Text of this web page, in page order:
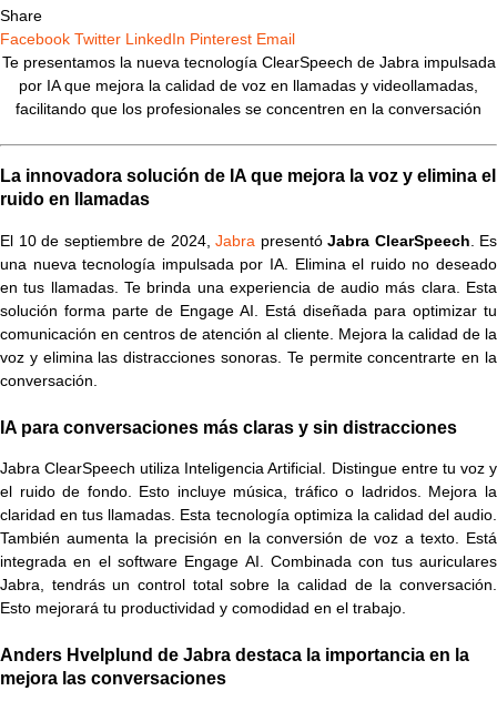
Share
Facebook Twitter LinkedIn Pinterest Email
Te presentamos la nueva tecnología ClearSpeech de Jabra impulsada
por IA que mejora la calidad de voz en llamadas y videollamadas,
facilitando que los profesionales se concentren en la conversación
La innovadora solución de IA que mejora la voz y elimina el
ruido en llamadas
El 10 de septiembre de 2024, Jabra presentó Jabra ClearSpeech . Es
una nueva tecnología impulsada por IA. Elimina el ruido no deseado
en tus llamadas. Te brinda una experiencia de audio más clara. Esta
solución forma parte de Engage AI. Está diseñada para optimizar tu
comunicación en centros de atención al cliente. Mejora la calidad de la
voz y elimina las distracciones sonoras. Te permite concentrarte en la
conversación.
IA para conversaciones más claras y sin distracciones
Jabra ClearSpeech utiliza Inteligencia Artificial. Distingue entre tu voz y
el ruido de fondo. Esto incluye música, tráfico o ladridos. Mejora la
claridad en tus llamadas. Esta tecnología optimiza la calidad del audio.
También aumenta la precisión en la conversión de voz a texto. Está
integrada en el software Engage AI. Combinada con tus auriculares
Jabra, tendrás un control total sobre la calidad de la conversación.
Esto mejorará tu productividad y comodidad en el trabajo.
Anders Hvelplund de Jabra destaca la importancia en la
mejora las conversaciones